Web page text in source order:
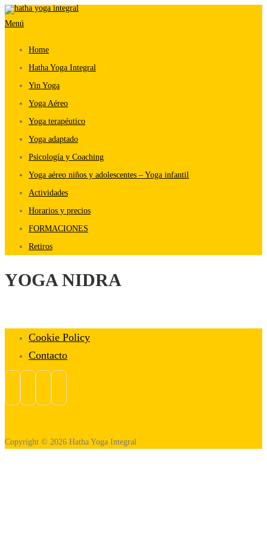
Saltar
al
Menú
Home
Hatha Yoga Integral
Yin Yoga
Yoga Aéreo
Yoga terapéutico
Yoga adaptado
Psicología y Coaching
Yoga aéreo niños y adolescentes – Yoga infantil
Actividades
Horarios y precios
FORMACIONES
Retiros
YOGA NIDRA
Cookie Policy
Contacto
Copyright © 2026 Hatha Yoga Integral